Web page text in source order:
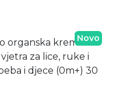
Novo